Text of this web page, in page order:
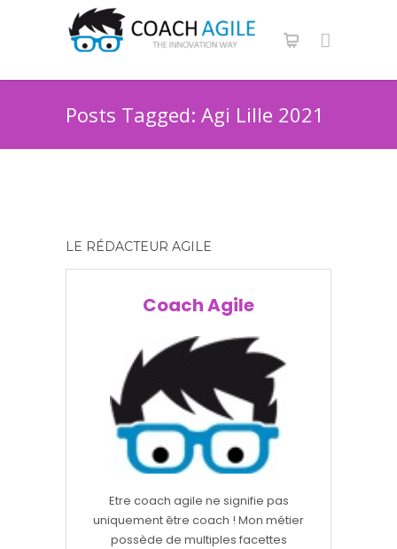
Posts Tagged: Agi Lille 2021
LE RÉDACTEUR AGILE
Coach Agile
Etre coach agile ne signifie pas
uniquement être coach ! Mon métier
possède de multiples facettes